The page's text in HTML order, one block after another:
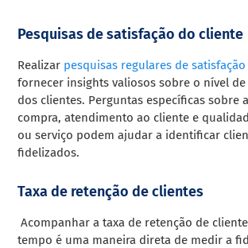
Pesquisas de satisfação do cliente
Realizar pesquisas regulares de
fornecer insights valiosos sobre o nível
dos clientes. Perguntas específicas sobre
compra, atendimento ao cliente e
ou serviço podem ajudar a identificar
fidelizados.
Taxa de retenção de clientes
Acompanhar a taxa de retenção de
tempo é uma maneira direta de medir a